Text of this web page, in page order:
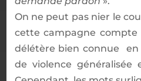
On ne peut pas nier le
cette campagne compte
délétère bien connue en
de violence généralisée